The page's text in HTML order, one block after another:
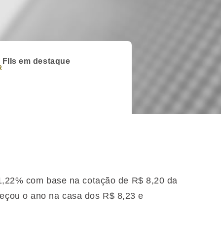
FIIs em destaque
com base na cotação de R$ 8,20 da
o ano na casa dos R$ 8,23 e